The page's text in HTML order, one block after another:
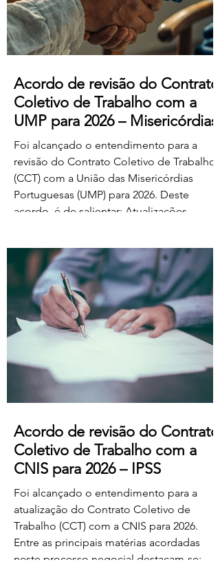
relativamente às matérias sobre as quais
subsiste desacordo. Foi es
Acordo de revisão do Contrato
Coletivo de Trabalho com a
UMP para 2026 – Misericórdias
Foi alcançado o entendimento para a
revisão do Contrato Coletivo de Trabalho
(CCT) com a União das Misericórdias
Portuguesas (UMP) para 2026. Deste
acordo, é de salientar: Atualizações
professores dos ensinos básico e
secundário profissionalizados; Aumento
do subsídio de refeição para os 5,50€.
Estas alterações produzem efeitos
retroativos a janeiro de 2026, aguardando-
se a sua publicação no Boletim
Acordo de revisão do Contrato
Coletivo de Trabalho com a
CNIS para 2026 – IPSS
Foi alcançado o entendimento para a
atualização do Contrato Coletivo de
Trabalho (CCT) com a CNIS para 2026.
Entre as principais matérias acordadas
neste processo negocial destacam-se: